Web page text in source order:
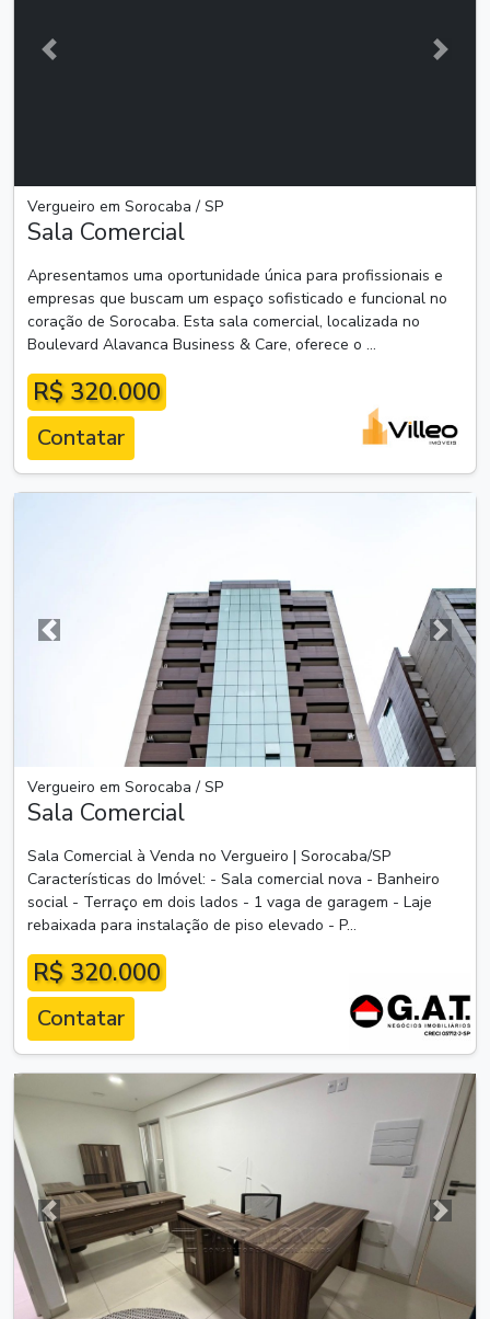
Anterior
Vergueiro em Sorocaba / SP
Sala Comercial
Apresentamos uma oportunidade única para profissionais e
empresas que buscam um espaço sofisticado e funcional no
coração de Sorocaba. Esta sala comercial, localizada no
Boulevard Alavanca Business & Care, oferece o ...
R$ 320.000
Contatar
Anterior
Vergueiro em Sorocaba / SP
Sala Comercial
Sala Comercial à Venda no Vergueiro | Sorocaba/SP
Características do Imóvel: - Sala comercial nova - Banheiro
social - Terraço em dois lados - 1 vaga de garagem - Laje
rebaixada para instalação de piso elevado - P...
R$ 320.000
Contatar
Anterior